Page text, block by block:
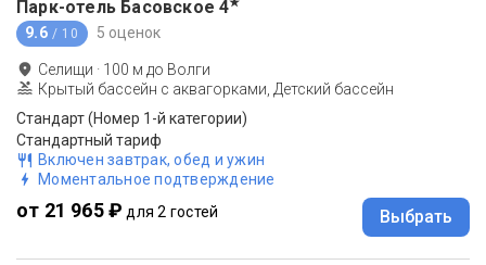
Парк-отель Басовское 4
9.6 / 10 5 оценок
Селищи · 100 м до Волги
Крытый бассейн с аквагорками, Детский бассейн
Стандарт (Номер 1-й категории)
Стандартный тариф
Включен завтрак, обед и ужин
Моментальное подтверждение
от 21 965 ₽ для 2 гостей Выбрать